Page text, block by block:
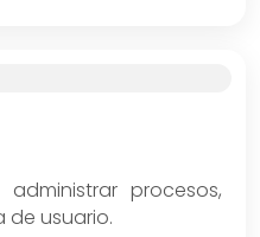
procesos,
de usuario.